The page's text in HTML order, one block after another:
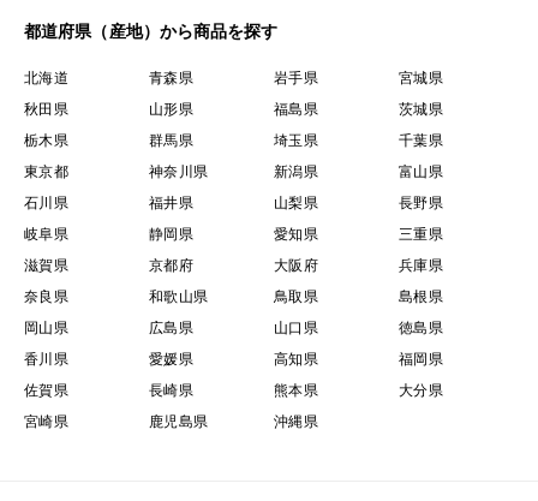
都道府県（産地）から商品を探す
北海道 青森県 岩手県
宮城県
秋田県
山形県 福島県
茨城県
栃木県
群馬県 埼玉県
千葉県
東京都
神奈川県 新潟県
富山県
石川県
福井県 山梨県
長野県
岐阜県
静岡県 愛知県
三重県
滋賀県
京都府 大阪府
兵庫県
奈良県
和歌山県 鳥取県
島根県
岡山県
広島県 山口県
徳島県
香川県
愛媛県 高知県
福岡県
佐賀県
長崎県 熊本県
大分県
宮崎県
鹿児島県 沖縄県